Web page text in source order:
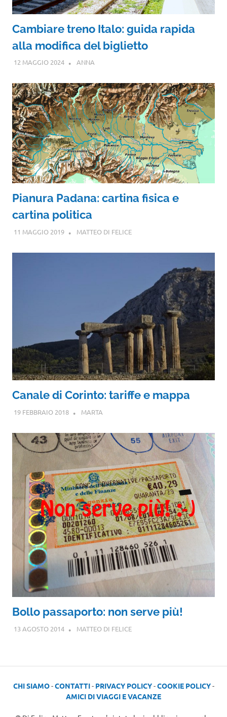
Cambiare treno Italo: guida rapida
alla modifica del biglietto
12 MAGGIO 2024 ANNA
Pianura Padana: cartina fisica e
cartina politica
11 MAGGIO 2019 MATTEO DI FELICE
Canale di Corinto: tariffe e mappa
19 FEBBRAIO 2018 MARTA
Bollo passaporto: non serve più!
13 AGOSTO 2014 MATTEO DI FELICE
CHI SIAMO-CONTATTI- PRIVACY POLICY-COOKIE POLICY-
AMICI DI VIAGGI E VACANZE